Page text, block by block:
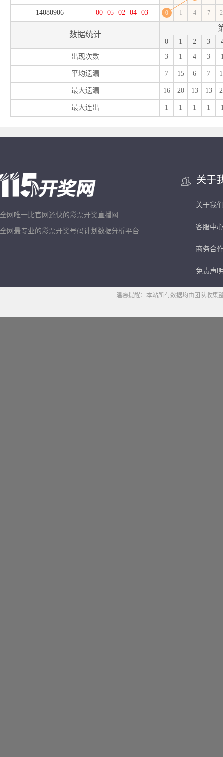
14080906 00 05 02 04 03 0 1 4 7
数据统计
0 1 2 3
出现次数
3 1 4 3
平均遗漏 7 15 6 7
最大遗漏 16 20 13 13
最大连出 1 1 1 1
全网唯一比官网还快的彩票开奖直播网
全网最专业的彩票开奖号码计划数据分析平台
关于
关于我们
客服中心
商务合作
免责声明
温馨提醒：本站所有数据均由团队收集